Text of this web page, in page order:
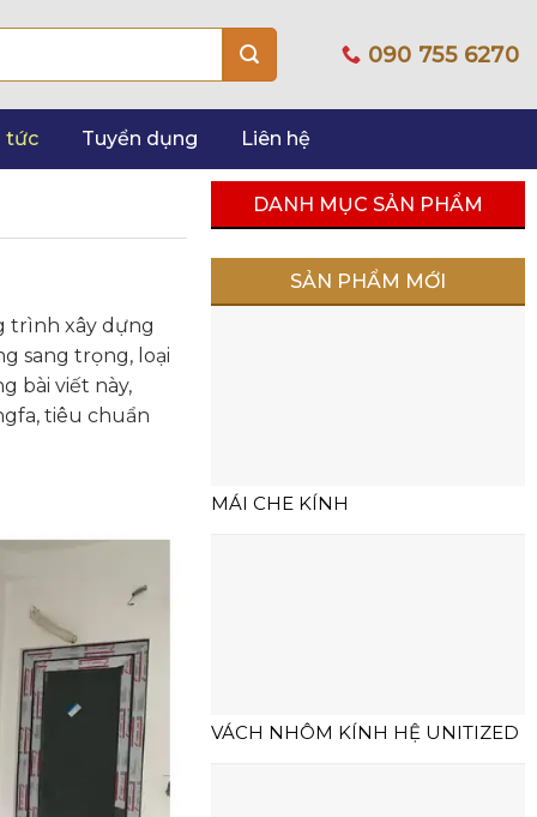
090 755 6270
tức Tuyển dụng Liên hệ
trình xây dựng
sang trọng, loại
bài viết này,
tiêu chuẩn
DANH MỤC SẢN PHẨM
SẢN PHẨM MỚI
MÁI CHE KÍNH
VÁCH NHÔM KÍNH HỆ UNITIZED